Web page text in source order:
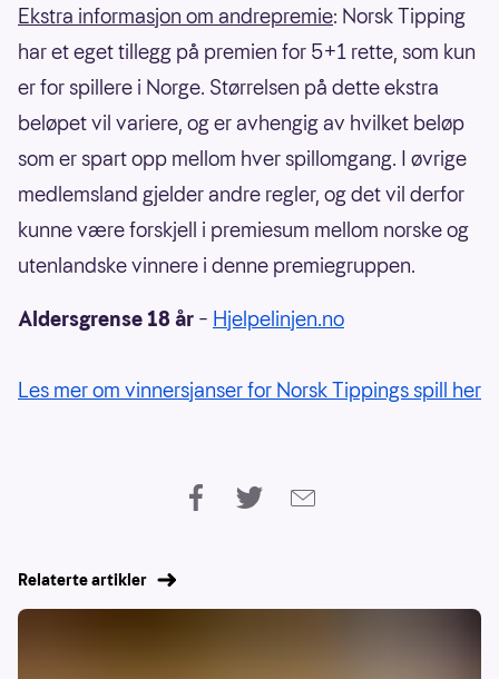
Ekstra informasjon om andrepremie: Norsk Tipping
har et eget tillegg på premien for 5+1 rette, som kun
er for spillere i Norge. Størrelsen på dette ekstra
beløpet vil variere, og er avhengig av hvilket beløp
som er spart opp mellom hver spillomgang. I øvrige
medlemsland gjelder andre regler, og det vil derfor
kunne være forskjell i premiesum mellom norske og
utenlandske vinnere i denne premiegruppen.
Aldersgrense 18 år – Hjelpelinjen.no
Les mer om vinnersjanser for Norsk Tippings spill her
Relaterte artikler